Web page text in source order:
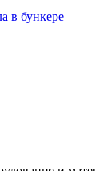
в бункере